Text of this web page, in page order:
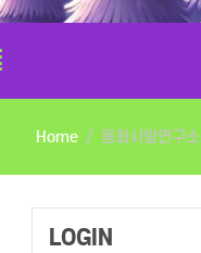
Home 동화사랑연구소
LOGIN